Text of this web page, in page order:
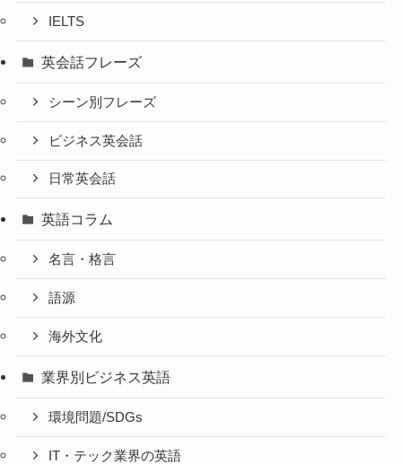
IELTS
英会話フレーズ
シーン別フレーズ
ビジネス英会話
日常英会話
英語コラム
名言・格言
語源
海外文化
業界別ビジネス英語
環境問題/SDGs
IT・テック業界の英語